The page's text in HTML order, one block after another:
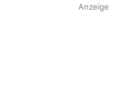
Anzeige